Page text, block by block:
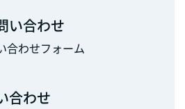
い合わせ
合わせフォーム
合わせ